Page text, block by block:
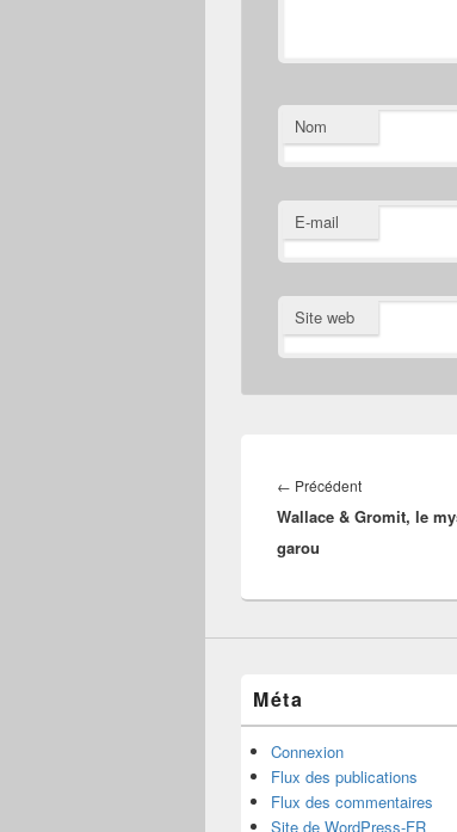
Nom
E-mail
Site web
de
l’article
← PrécédentArticle
précédent :
Wallace & Gromit, le
garou
Méta
Connexion
Flux des publications
Flux des commentaires
Site de WordPress-FR